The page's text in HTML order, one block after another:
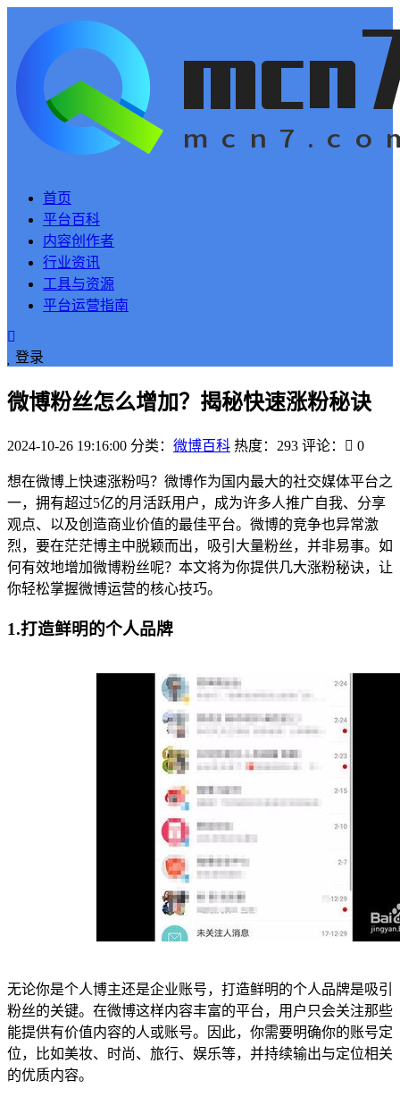
首页
平台百科
内容创作者
行业资讯
工具与资源
平台运营指南
登录
微博粉丝怎么增加？揭秘快速涨粉秘诀
2024-10-26 19:16:00 分类： 微博百科 热度：293 评论： 0
想在微博上快速涨粉吗？微博作为国内最大的社交媒体平台之
一，拥有超过5亿的月活跃用户，成为许多人推广自我、分享
观点、以及创造商业价值的最佳平台。微博的竞争也异常激
烈，要在茫茫博主中脱颖而出，吸引大量粉丝，并非易事。如
何有效地增加微博粉丝呢？本文将为你提供几大涨粉秘诀，让
你轻松掌握微博运营的核心技巧。
1.打造鲜明的个人品牌
无论你是个人博主还是企业账号，打造鲜明的个人品牌是吸引
粉丝的关键。在微博这样内容丰富的平台，用户只会关注那些
能提供有价值内容的人或账号。因此，你需要明确你的账号定
位，比如美妆、时尚、旅行、娱乐等，并持续输出与定位相关
的优质内容。